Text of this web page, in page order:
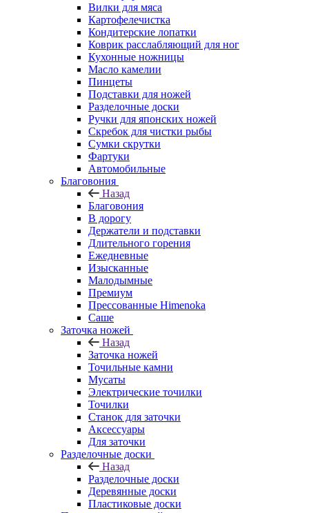
Вилки для мяса
Картофелечистка
Кондитерские лопатки
Коврик расслабляющий для ног
Кухонные ножницы
Масло камелии
Пинцеты
Подставки для ножей
Разделочные доски
Ручки для японских ножей
Скребок для чистки рыбы
Сумки скрутки
Фартуки
Автомобильные
Благовония
Назад
Благовония
В дорогу
Держатели и подставки
Длительного горения
Ежедневные
Изысканные
Малодымные
Премиум
Прессованные Himenoka
Саше
Заточка ножей
Назад
Заточка ножей
Точильные камни
Мусаты
Электрические точилки
Точилки
Станок для заточки
Аксессуары
Для заточки
Разделочные доски
Назад
Разделочные доски
Деревянные доски
Пластиковые доски